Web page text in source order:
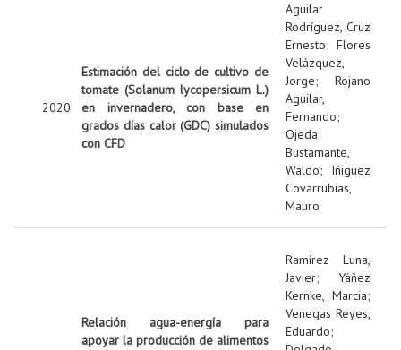
2020
Estimación del ciclo de cultivo de
tomate (Solanum lycopersicum L.)
en invernadero, con base en
grados días calor (GDC) simulados
con CFD
Aguilar
Rodríguez, Cruz
Ernesto; Flores
Velázquez,
Jorge; Rojano
Aguilar,
Fernando;
Ojeda
Bustamante,
Waldo; Iñiguez
Covarrubias,
Mauro
Relación agua-energía para
apoyar la producción de alimentos
Ramírez Luna,
Javier; Yáñez
Kernke, Marcia;
Venegas Reyes,
Eduardo;